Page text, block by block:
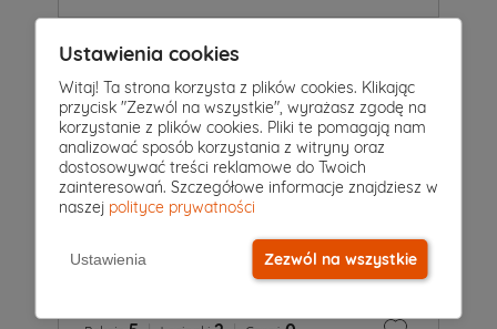
Ustawienia cookies
Witaj! Ta strona korzysta z plików cookies. Klikając
przycisk "Zezwól na wszystkie", wyrażasz zgodę na
korzystanie z plików cookies. Pliki te pomagają nam
analizować sposób korzystania z witryny oraz
dostosowywać treści reklamowe do Twoich
zainteresowań. Szczegółowe informacje znajdziesz w
naszej polityce prywatności
Ustawienia Zezwól na wszystkie